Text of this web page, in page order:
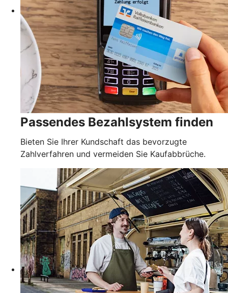
Passendes Bezahlsystem finden
Bieten Sie Ihrer Kundschaft das bevorzugte
Zahlverfahren und vermeiden Sie Kaufabbrüche.